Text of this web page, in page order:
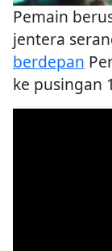
Pemain
jentera
berdepan
ke pusingan